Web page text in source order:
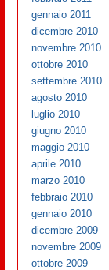
gennaio 2011
dicembre 2010
novembre 2010
ottobre 2010
settembre 2010
agosto 2010
luglio 2010
giugno 2010
maggio 2010
aprile 2010
marzo 2010
febbraio 2010
gennaio 2010
dicembre 2009
novembre 2009
ottobre 2009